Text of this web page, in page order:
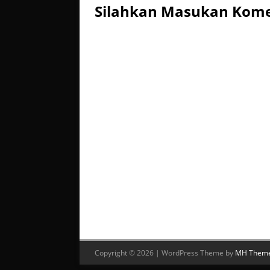
Silahkan Masukan
Copyright © 2026 | WordPress Theme by MH